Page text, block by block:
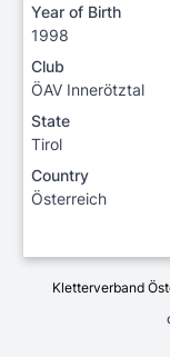
Year of Birth
1998
Club
ÖAV Innerötztal
State
Tirol
Country
Österreich
Kletterverband